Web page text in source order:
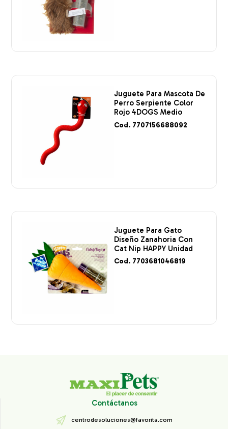
Juguete Para Mascota De
Perro Serpiente Color
Rojo 4DOGS Medio
Cod. 7707156688092
Juguete Para Gato
Diseño Zanahoria Con
Cat Nip HAPPY Unidad
Cod. 7703681046819
Contáctanos
centrodesoluciones@favorita.com